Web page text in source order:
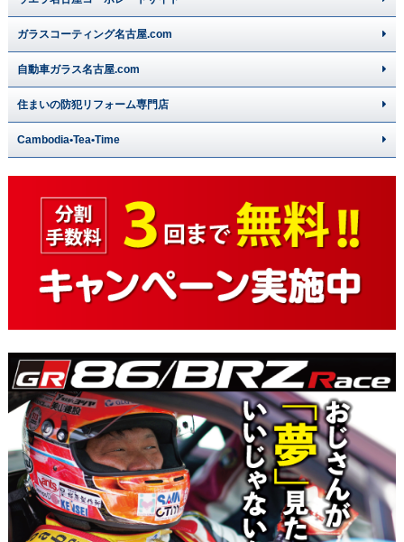
ガラスコーティング名古屋.com
自動車ガラス名古屋.com
住まいの防犯リフォーム専門店
Cambodia•Tea•Time